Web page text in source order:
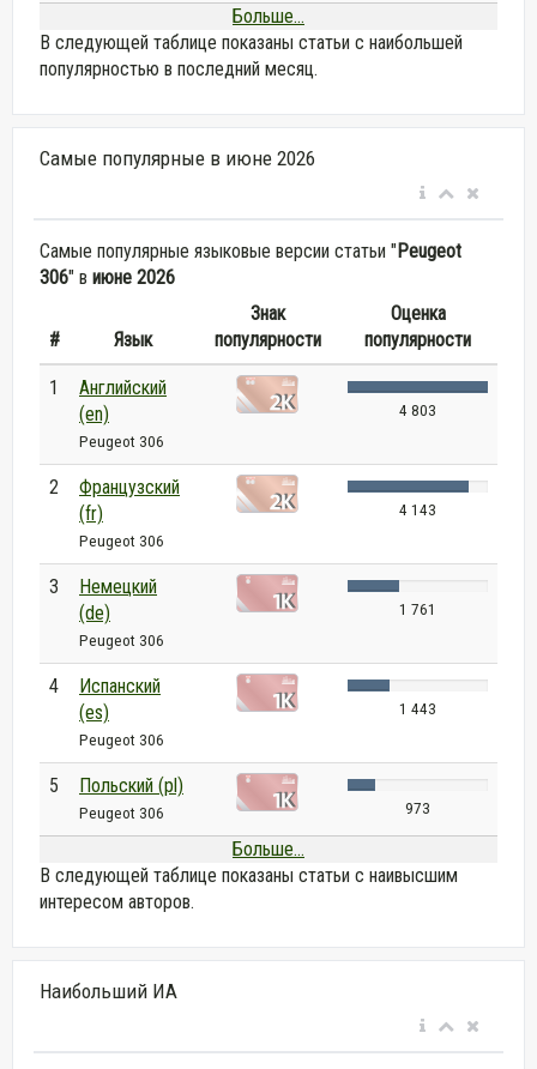
Больше...
В следующей таблице показаны статьи с наибольшей
популярностью в последний месяц.
Самые популярные в июне 2026
Самые популярные языковые версии статьи "Peugeot
306" в июне 2026
# Язык
Знак
популярности
Оценка
популярности
1
Английский
(en)
Peugeot 306
4 803
2
Французский
(fr)
Peugeot 306
4 143
3
Немецкий
(de)
Peugeot 306
1 761
4
Испанский
(es)
Peugeot 306
1 443
5 Польский (pl)
Peugeot 306 973
Больше...
В следующей таблице показаны статьи с наивысшим
интересом авторов.
Наибольший ИА